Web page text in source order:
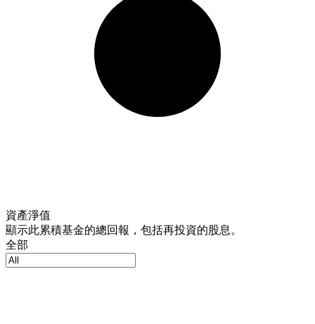
資產淨值
顯示此累積基金的總回報，包括再投資的股息。
全部